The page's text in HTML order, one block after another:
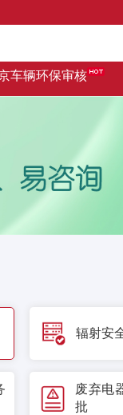
车辆环保审核
辐射安
废弃电
批